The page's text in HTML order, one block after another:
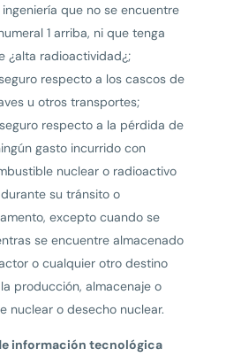
que no se encuentre
1 arriba, ni que tenga
¿alta radioactividad¿;
respecto a los cascos de
u otros transportes;
respecto a la pérdida de
gasto incurrido con
nuclear o radioactivo
su tránsito o
excepto cuando se
se encuentre almacenado
o cualquier otro destino
producción, almacenaje o
nuclear o desecho nuclear.
información tecnológica